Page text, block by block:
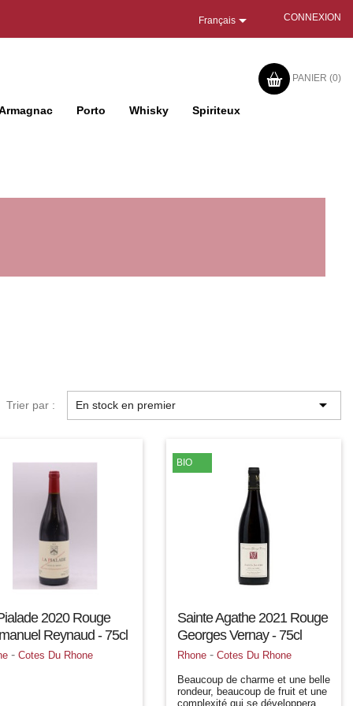
Français CONNEXION
PANIER (0)
Porto Whisky Spiriteux
Trier par : En stock en premier 
2020 Rouge
Reynaud - 75cl
- Cotes Du Rhone
Sainte Agathe 2021 Rouge
Georges Vernay - 75cl
Rhone - Cotes Du Rhone
Beaucoup de charme et une belle
rondeur, beaucoup de fruit et une
complexité qui se développera
BIO